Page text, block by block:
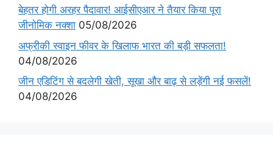
बेहतर होगी अरहर पैदावार! आईसीएआर ने तैयार किया पूरा
जीनोमिक नक्शा 05/08/2026
अफ्रीकी स्वाइन फीवर के खिलाफ भारत की बड़ी सफलता!
04/08/2026
जीन एडिटिंग से बदलेगी खेती, सूखा और बाढ़ से लड़ेंगी नई फसलें!
04/08/2026